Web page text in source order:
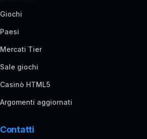
Giochi
Paesi
Mercati Tier
Sale giochi
Casinò HTML5
Argomenti aggiornati
Contatti